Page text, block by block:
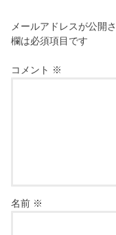
メールアドレスが公開
欄は必須項目です
コメント ※
名前 ※